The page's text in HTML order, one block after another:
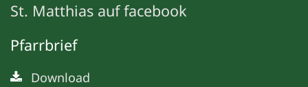
St. Matthias auf facebook
Pfarrbrief
Download